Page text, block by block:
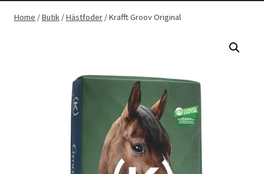
Home /Butik /Hästfoder /Krafft Groov Original